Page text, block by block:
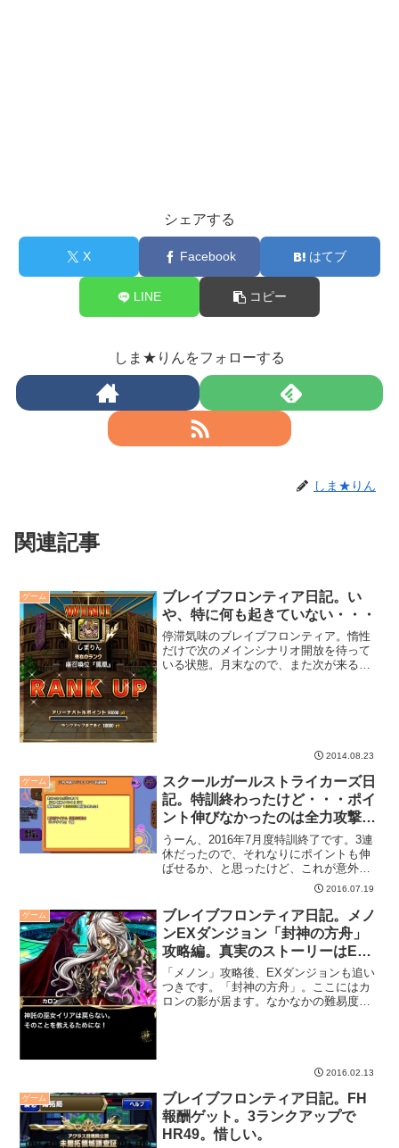
シェアする
X Facebook はてブ
LINE コピー
しま★りんをフォローする
しま★りん
関連記事
ゲーム
ブレイブフロンティア日記。い
や、特に何も起きていない・・・
停滞気味のブレイブフロンティア。惰性
だけで次のメインシナリオ開放を待って
いる状態。月末なので、また次が来るか
2014.08.23
ゲーム
スクールガールストライカーズ日
記。特訓終わったけど・・・ポイ
ント伸びなかったのは全力攻撃の
せい？
うーん、2016年7月度特訓終了です。3連
休だったので、それなりにポイントも伸
ばせるか、と思ったけど、これが意外に
2016.07.19
ゲーム
ブレイブフロンティア日記。メノ
ンEXダンジョン「封神の方舟」
攻略編。真実のストーリーはEX
ダンジョンにある。
「メノン」攻略後、EXダンジョンも追い
つきです。「封神の方舟」。ここにはカ
ロンの影が居ます。なかなかの難易度で
2016.02.13
ゲーム
ブレイブフロンティア日記。FH
報酬ゲット。3ランクアップで
HR49。惜しい。